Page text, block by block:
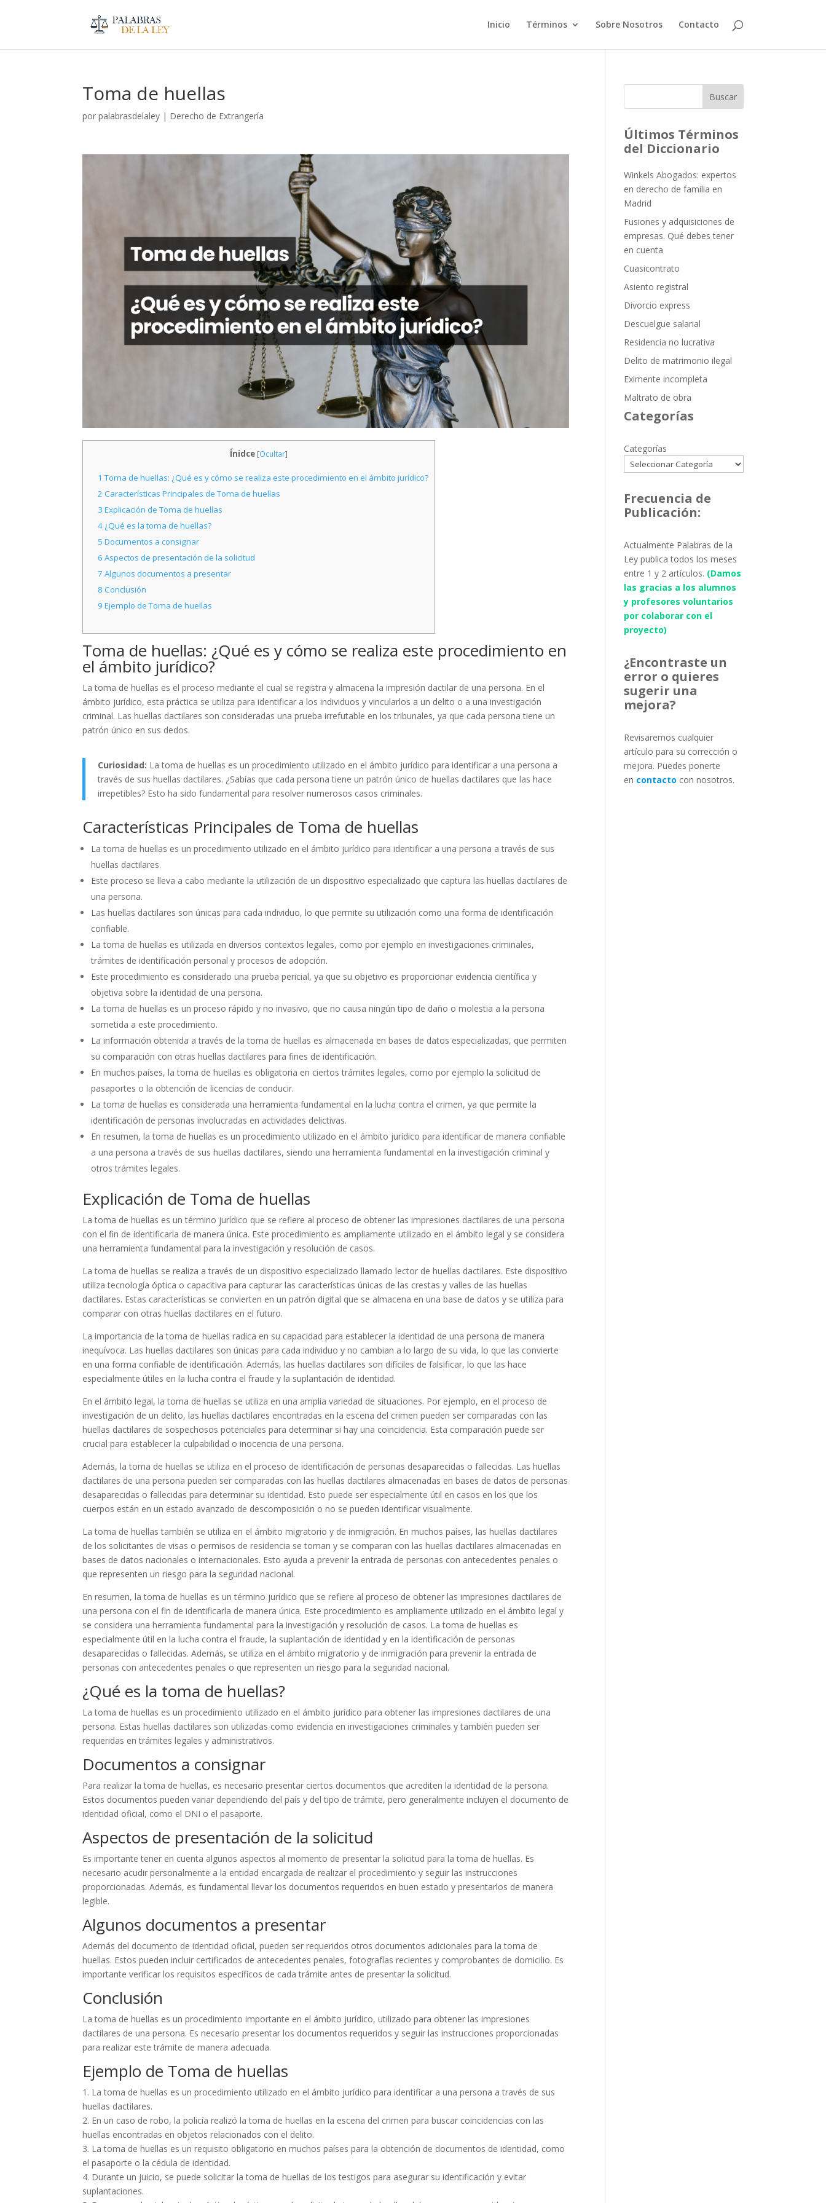
Inicio Términos Sobre Nosotros Contacto
Toma de huellas
porpalabrasdelaley | Derecho de Extrangería
Ínidce [Ocultar]
1 Toma de huellas: ¿Qué es y cómo se realiza este procedimiento en el ámbito jurídico?
2 Características Principales de Toma de huellas
3 Explicación de Toma de huellas
4¿Qué es la toma de huellas?
5 Documentos a consignar
6 Aspectos de presentación de la solicitud
7 Algunos documentos a presentar
8 Conclusión
9 Ejemplo de Toma de huellas
Toma de huellas: ¿Qué es y cómo se realiza este procedimiento en
el ámbito jurídico?
La toma de huellas es el proceso mediante el cual se registra y almacena la impresión dactilar de una persona. En el
ámbito jurídico, esta práctica se utiliza para identificar a los individuos y vincularlos a un delito o a una investigación
criminal. Las huellas dactilares son consideradas una prueba irrefutable en los tribunales, ya que cada persona tiene un
patrón único en sus dedos.
Curiosidad: La toma de huellas es un procedimiento utilizado en el ámbito jurídico para identificar a una persona a
través de sus huellas dactilares. ¿Sabías que cada persona tiene un patrón único de huellas dactilares que las hace
irrepetibles? Esto ha sido fundamental para resolver numerosos casos criminales.
Características Principales de Toma de huellas
La toma de huellas es un procedimiento utilizado en el ámbito jurídico para identificar a una persona a través de sus
huellas dactilares.
Este proceso se lleva a cabo mediante la utilización de un dispositivo especializado que captura las huellas dactilares de
una persona.
Las huellas dactilares son únicas para cada individuo, lo que permite su utilización como una forma de identificación
confiable.
La toma de huellas es utilizada en diversos contextos legales, como por ejemplo en investigaciones criminales,
trámites de identificación personal y procesos de adopción.
Este procedimiento es considerado una prueba pericial, ya que su objetivo es proporcionar evidencia científica y
objetiva sobre la identidad de una persona.
La toma de huellas es un proceso rápido y no invasivo, que no causa ningún tipo de daño o molestia a la persona
sometida a este procedimiento.
La información obtenida a través de la toma de huellas es almacenada en bases de datos especializadas, que permiten
su comparación con otras huellas dactilares para fines de identificación.
En muchos países, la toma de huellas es obligatoria en ciertos trámites legales, como por ejemplo la solicitud de
pasaportes o la obtención de licencias de conducir.
La toma de huellas es considerada una herramienta fundamental en la lucha contra el crimen, ya que permite la
identificación de personas involucradas en actividades delictivas.
En resumen, la toma de huellas es un procedimiento utilizado en el ámbito jurídico para identificar de manera confiable
a una persona a través de sus huellas dactilares, siendo una herramienta fundamental en la investigación criminal y
otros trámites legales.
Explicación de Toma de huellas
La toma de huellas es un término jurídico que se refiere al proceso de obtener las impresiones dactilares de una persona
con el fin de identificarla de manera única. Este procedimiento es ampliamente utilizado en el ámbito legal y se considera
una herramienta fundamental para la investigación y resolución de casos.
La toma de huellas se realiza a través de un dispositivo especializado llamado lector de huellas dactilares. Este dispositivo
utiliza tecnología óptica o capacitiva para capturar las características únicas de las crestas y valles de las huellas
dactilares. Estas características se convierten en un patrón digital que se almacena en una base de datos y se utiliza para
comparar con otras huellas dactilares en el futuro.
La importancia de la toma de huellas radica en su capacidad para establecer la identidad de una persona de manera
inequívoca. Las huellas dactilares son únicas para cada individuo y no cambian a lo largo de su vida, lo que las convierte
en una forma confiable de identificación. Además, las huellas dactilares son difíciles de falsificar, lo que las hace
especialmente útiles en la lucha contra el fraude y la suplantación de identidad.
En el ámbito legal, la toma de huellas se utiliza en una amplia variedad de situaciones. Por ejemplo, en el proceso de
investigación de un delito, las huellas dactilares encontradas en la escena del crimen pueden ser comparadas con las
huellas dactilares de sospechosos potenciales para determinar si hay una coincidencia. Esta comparación puede ser
crucial para establecer la culpabilidad o inocencia de una persona.
Además, la toma de huellas se utiliza en el proceso de identificación de personas desaparecidas o fallecidas. Las huellas
dactilares de una persona pueden ser comparadas con las huellas dactilares almacenadas en bases de datos de personas
desaparecidas o fallecidas para determinar su identidad. Esto puede ser especialmente útil en casos en los que los
cuerpos están en un estado avanzado de descomposición o no se pueden identificar visualmente.
La toma de huellas también se utiliza en el ámbito migratorio y de inmigración. En muchos países, las huellas dactilares
de los solicitantes de visas o permisos de residencia se toman y se comparan con las huellas dactilares almacenadas en
bases de datos nacionales o internacionales. Esto ayuda a prevenir la entrada de personas con antecedentes penales o
que representen un riesgo para la seguridad nacional.
En resumen, la toma de huellas es un término jurídico que se refiere al proceso de obtener las impresiones dactilares de
una persona con el fin de identificarla de manera única. Este procedimiento es ampliamente utilizado en el ámbito legal y
se considera una herramienta fundamental para la investigación y resolución de casos. La toma de huellas es
especialmente útil en la lucha contra el fraude, la suplantación de identidad y en la identificación de personas
desaparecidas o fallecidas. Además, se utiliza en el ámbito migratorio y de inmigración para prevenir la entrada de
personas con antecedentes penales o que representen un riesgo para la seguridad nacional.
¿Qué es la toma de huellas?
La toma de huellas es un procedimiento utilizado en el ámbito jurídico para obtener las impresiones dactilares de una
persona. Estas huellas dactilares son utilizadas como evidencia en investigaciones criminales y también pueden ser
requeridas en trámites legales y administrativos.
Documentos a consignar
Para realizar la toma de huellas, es necesario presentar ciertos documentos que acrediten la identidad de la persona.
Estos documentos pueden variar dependiendo del país y del tipo de trámite, pero generalmente incluyen el documento de
identidad oficial, como el DNI o el pasaporte.
Aspectos de presentación de la solicitud
Es importante tener en cuenta algunos aspectos al momento de presentar la solicitud para la toma de huellas. Es
necesario acudir personalmente a la entidad encargada de realizar el procedimiento y seguir las instrucciones
proporcionadas. Además, es fundamental llevar los documentos requeridos en buen estado y presentarlos de manera
legible.
Algunos documentos a presentar
Además del documento de identidad oficial, pueden ser requeridos otros documentos adicionales para la toma de
huellas. Estos pueden incluir certificados de antecedentes penales, fotografías recientes y comprobantes de domicilio. Es
importante verificar los requisitos específicos de cada trámite antes de presentar la solicitud.
Conclusión
La toma de huellas es un procedimiento importante en el ámbito jurídico, utilizado para obtener las impresiones
dactilares de una persona. Es necesario presentar los documentos requeridos y seguir las instrucciones proporcionadas
para realizar este trámite de manera adecuada.
Ejemplo de Toma de huellas
1. La toma de huellas es un procedimiento utilizado en el ámbito jurídico para identificar a una persona a través de sus
huellas dactilares.
2. En un caso de robo, la policía realizó la toma de huellas en la escena del crimen para buscar coincidencias con las
huellas encontradas en objetos relacionados con el delito.
3. La toma de huellas es un requisito obligatorio en muchos países para la obtención de documentos de identidad, como
el pasaporte o la cédula de identidad.
4. Durante un juicio, se puede solicitar la toma de huellas de los testigos para asegurar su identificación y evitar
suplantaciones.
Buscar
Últimos Términos
del Diccionario
Winkels Abogados: expertos
en derecho de familia en
Madrid
Fusiones y adquisiciones de
empresas. Qué debes tener
en cuenta
Cuasicontrato
Asiento registral
Divorcio express
Descuelgue salarial
Residencia no lucrativa
Delito de matrimonio ilegal
Eximente incompleta
Maltrato de obra
Categorías
Categorías
Frecuencia de
Publicación:
Actualmente Palabras de la
Ley publica todos los meses
entre 1 y 2 artículos. (Damos
las gracias a los alumnos
y profesores voluntarios
por colaborar con el
proyecto)
¿Encontraste un
error o quieres
sugerir una
mejora?
Revisaremos cualquier
artículo para su corrección o
mejora. Puedes ponerte
en contacto con nosotros.